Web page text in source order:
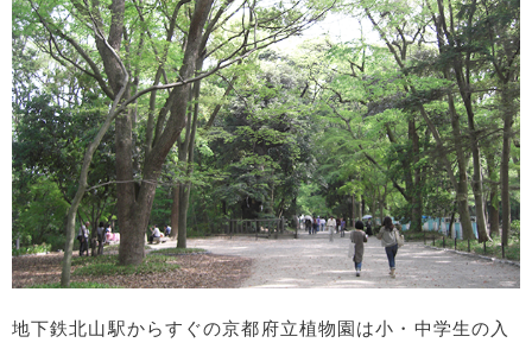
地下鉄北山駅からすぐの京都府立植物園は小・中学生の入